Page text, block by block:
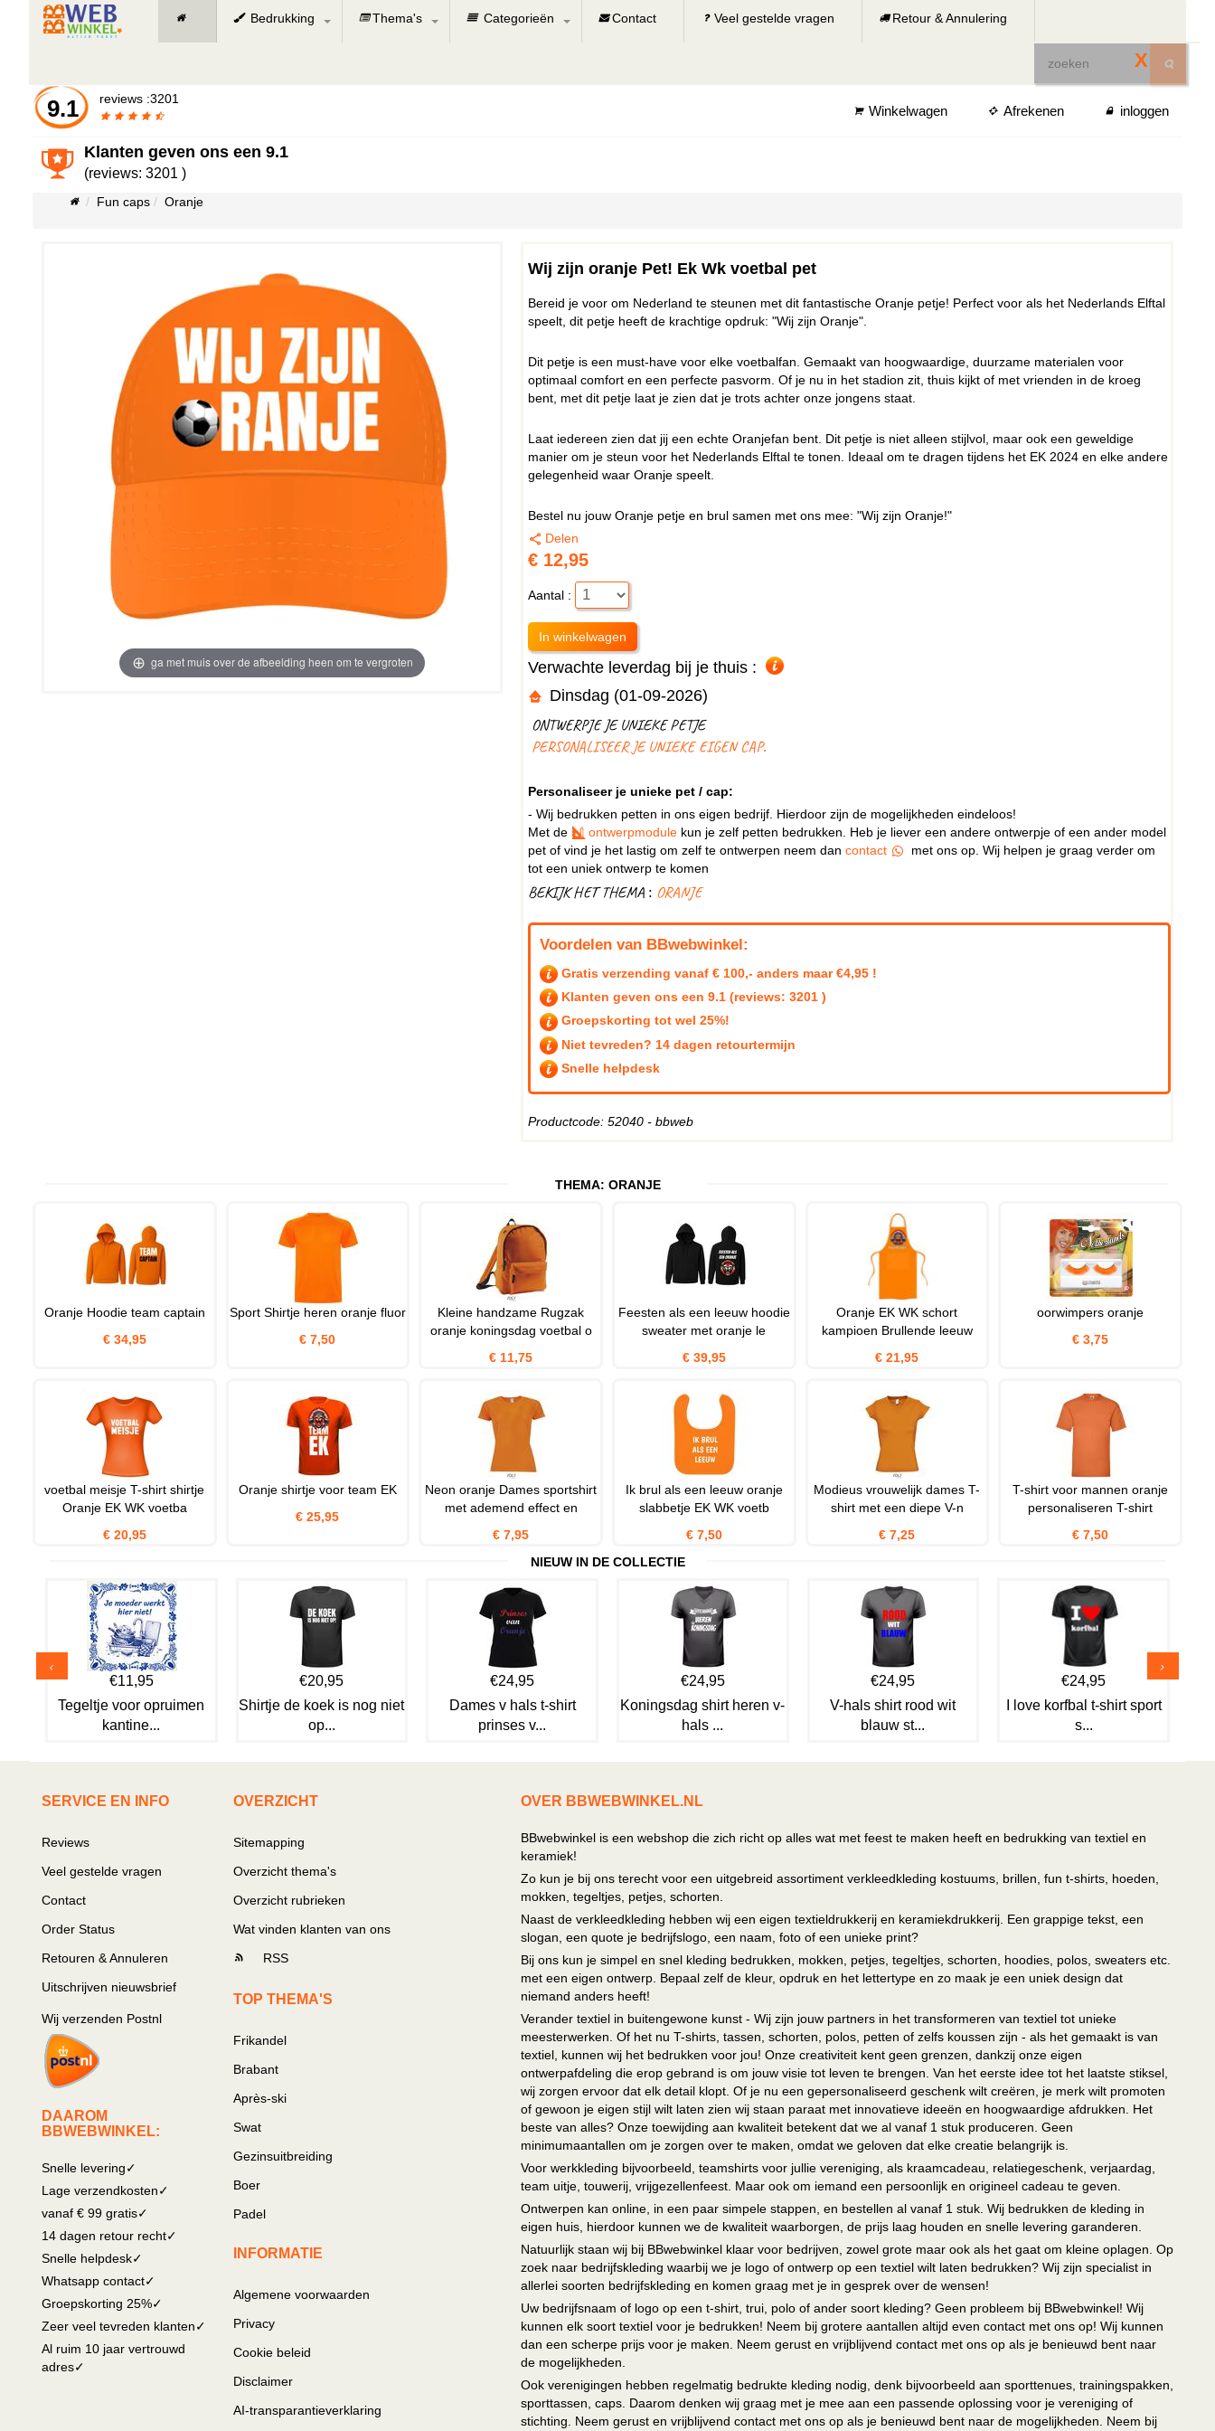
Bedrukking Thema's Categorieën Contact Veel gestelde vragen Retour & Annulering
X
9.1 reviews :3201
Winkelwagen Afrekenen inloggen
Klanten geven ons een9.1
(reviews: 3201 )
Fun caps Oranje
ga met muis over de afbeelding heen om te vergroten
Wij zijn oranje Pet! Ek Wk voetbal pet
Bereid je voor om Nederland te steunen met dit fantastische Oranje petje! Perfect voor als het Nederlands Elftal
speelt, dit petje heeft de krachtige opdruk: "Wij zijn Oranje".
Dit petje is een must-have voor elke voetbalfan. Gemaakt van hoogwaardige, duurzame materialen voor
optimaal comfort en een perfecte pasvorm. Of je nu in het stadion zit, thuis kijkt of met vrienden in de kroeg
bent, met dit petje laat je zien dat je trots achter onze jongens staat.
Laat iedereen zien dat jij een echte Oranjefan bent. Dit petje is niet alleen stijlvol, maar ook een geweldige
manier om je steun voor het Nederlands Elftal te tonen. Ideaal om te dragen tijdens het EK 2024 en elke andere
gelegenheid waar Oranje speelt.
Bestel nu jouw Oranje petje en brul samen met ons mee: "Wij zijn Oranje!"
Delen
€ 12,95
Aantal :
Verwachte leverdag bij je thuis :
Dinsdag (01-09-2026)
ONTWERPJE JE UNIEKE PETJE
PERSONALISEER JE UNIEKE EIGEN CAP.
Personaliseer je unieke pet / cap:
- Wij bedrukken petten in ons eigen bedrijf. Hierdoor zijn de mogelijkheden eindeloos!
Met de
ontwerpmodule kun je zelf petten bedrukken. Heb je liever een andere ontwerpje of een ander model
pet of vind je het lastig om zelf te ontwerpen neem dan contact
met ons op. Wij helpen je graag verder om
tot een uniek ontwerp te komen
BEKIJK HET THEMA : ORANJE
Voordelen van BBwebwinkel:
Gratis verzending vanaf € 100,- anders maar €4,95 !
Klanten geven ons een 9.1 (reviews: 3201 )
Groepskorting tot wel 25%!
Niet tevreden? 14 dagen retourtermijn
Snelle helpdesk
Productcode: 52040 - bbweb
THEMA: ORANJE
Oranje Hoodie team captain
€ 34,95
Sport Shirtje heren oranje fluor
€ 7,50
Kleine handzame Rugzak
oranje koningsdag voetbal o
€ 11,75
Feesten als een leeuw hoodie
sweater met oranje le
€ 39,95
Oranje EK WK schort
kampioen Brullende leeuw
€ 21,95
oorwimpers oranje
€ 3,75
voetbal meisje T-shirt shirtje
Oranje EK WK voetba
€ 20,95
Oranje shirtje voor team EK
€ 25,95
Neon oranje Dames sportshirt
met ademend effect en
€ 7,95
Ik brul als een leeuw oranje
slabbetje EK WK voetb
€ 7,50
Modieus vrouwelijk dames T-
shirt met een diepe V-n
€ 7,25
T-shirt voor mannen oranje
personaliseren T-shirt
€ 7,50
NIEUW IN DE COLLECTIE
€11,95
Tegeltje voor opruimen
kantine...
€20,95
Shirtje de koek is nog niet
op...
€24,95
Dames v hals t-shirt
prinses v...
€24,95
Koningsdag shirt heren v-
hals ...
€24,95
V-hals shirt rood wit
blauw st...
€24,95
I love korfbal t-shirt sport
s...
SERVICE EN INFO
Reviews
Veel gestelde vragen
Contact
Order Status
Retouren & Annuleren
Uitschrijven nieuwsbrief
Wij verzenden Postnl
DAAROM
BBWEBWINKEL:
Snelle levering✓
Lage verzendkosten✓
vanaf € 99 gratis✓
14 dagen retour recht✓
Snelle helpdesk✓
Whatsapp contact✓
Groepskorting 25%✓
Zeer veel tevreden klanten✓
Al ruim 10 jaar vertrouwd
adres✓
OVERZICHT
Sitemapping
Overzicht thema's
Overzicht rubrieken
Wat vinden klanten van ons
RSS
TOP THEMA'S
Frikandel
Brabant
Après-ski
Swat
Gezinsuitbreiding
Boer
Padel
INFORMATIE
Algemene voorwaarden
Privacy
Cookie beleid
Disclaimer
AI-transparantieverklaring
OVER BBWEBWINKEL.NL
BBwebwinkel is een webshop die zich richt op alles wat met feest te maken heeft en bedrukking van textiel en
keramiek!
Zo kun je bij ons terecht voor een uitgebreid assortiment verkleedkleding kostuums, brillen, fun t-shirts, hoeden,
mokken, tegeltjes, petjes, schorten.
Naast de verkleedkleding hebben wij een eigen textieldrukkerij en keramiekdrukkerij. Een grappige tekst, een
slogan, een quote je bedrijfslogo, een naam, foto of een unieke print?
Bij ons kun je simpel en snel kleding bedrukken, mokken, petjes, tegeltjes, schorten, hoodies, polos, sweaters etc.
met een eigen ontwerp. Bepaal zelf de kleur, opdruk en het lettertype en zo maak je een uniek design dat
niemand anders heeft!
Verander textiel in buitengewone kunst - Wij zijn jouw partners in het transformeren van textiel tot unieke
meesterwerken. Of het nu T-shirts, tassen, schorten, polos, petten of zelfs koussen zijn - als het gemaakt is van
textiel, kunnen wij het bedrukken voor jou! Onze creativiteit kent geen grenzen, dankzij onze eigen
ontwerpafdeling die erop gebrand is om jouw visie tot leven te brengen. Van het eerste idee tot het laatste stiksel,
wij zorgen ervoor dat elk detail klopt. Of je nu een gepersonaliseerd geschenk wilt creëren, je merk wilt promoten
of gewoon je eigen stijl wilt laten zien wij staan paraat met innovatieve ideeën en hoogwaardige afdrukken. Het
beste van alles? Onze toewijding aan kwaliteit betekent dat we al vanaf 1 stuk produceren. Geen
minimumaantallen om je zorgen over te maken, omdat we geloven dat elke creatie belangrijk is.
Voor werkkleding bijvoorbeeld, teamshirts voor jullie vereniging, als kraamcadeau, relatiegeschenk, verjaardag,
team uitje, touwerij, vrijgezellenfeest. Maar ook om iemand een persoonlijk en origineel cadeau te geven.
Ontwerpen kan online, in een paar simpele stappen, en bestellen al vanaf 1 stuk. Wij bedrukken de kleding in
eigen huis, hierdoor kunnen we de kwaliteit waarborgen, de prijs laag houden en snelle levering garanderen.
Natuurlijk staan wij bij BBwebwinkel klaar voor bedrijven, zowel grote maar ook als het gaat om kleine oplagen. Op
zoek naar bedrijfskleding waarbij we je logo of ontwerp op een textiel wilt laten bedrukken? Wij zijn specialist in
allerlei soorten bedrijfskleding en komen graag met je in gesprek over de wensen!
Uw bedrijfsnaam of logo op een t-shirt, trui, polo of ander soort kleding? Geen probleem bij BBwebwinkel! Wij
kunnen elk soort textiel voor je bedrukken! Neem bij grotere aantallen altijd even contact met ons op! Wij kunnen
dan een scherpe prijs voor je maken. Neem gerust en vrijblijvend contact met ons op als je benieuwd bent naar
de mogelijkheden.
Ook verenigingen hebben regelmatig bedrukte kleding nodig, denk bijvoorbeeld aan sporttenues, trainingspakken,
sporttassen, caps. Daarom denken wij graag met je mee aan een passende oplossing voor je vereniging of
stichting. Neem gerust en vrijblijvend contact met ons op als je benieuwd bent naar de mogelijkheden. Neem bij